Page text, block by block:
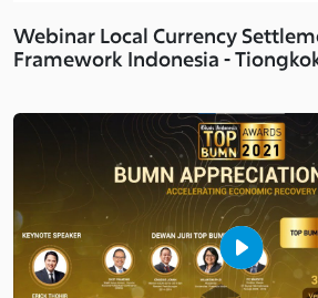
Webinar Local Currency
Framework Indonesia -